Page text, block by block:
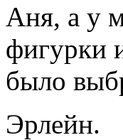
Аня, а у
фигурки
было
Эрлейн.